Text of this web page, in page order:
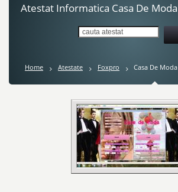
Atestat Informatica Casa De Moda
Home Atestate Foxpro Casa De Moda